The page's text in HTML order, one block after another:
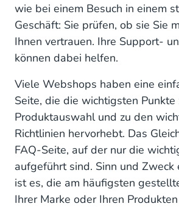
wie bei einem Besuch in einem
Geschäft: Sie prüfen, ob sie Sie
Ihnen vertrauen. Ihre Support-
können dabei helfen.
Viele Webshops haben eine
Seite, die die wichtigsten Punkte
Produktauswahl und zu den
Richtlinien hervorhebt. Das
FAQ-Seite, auf der nur die
aufgeführt sind. Sinn und Zweck
ist es, die am häufigsten
Ihrer Marke oder Ihren